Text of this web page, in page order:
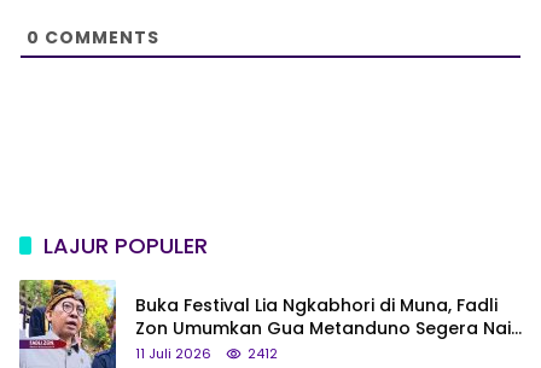
0 COMMENTS
LAJUR POPULER
Buka Festival Lia Ngkabhori di Muna, Fadli
Zon Umumkan Gua Metanduno Segera Naik
Status Jadi Cagar Budaya Nasional
11 Juli 2026 2412